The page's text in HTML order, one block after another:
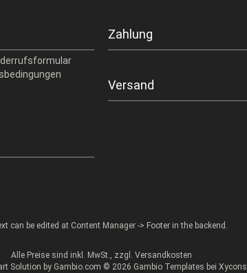
Zahlung
Versand
can be edited at Content Manager -> Footer in the backend.
Alle Preise sind inkl. MwSt., zzgl. Versandkosten
Solution by Gambio.com © 2026 Gambio Templates bei Xycons